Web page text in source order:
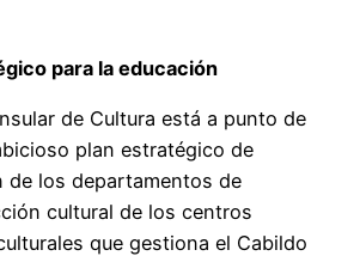
para la educación
de Cultura está a punto de
plan estratégico de
de los departamentos de
cultural de los centros
que gestiona el Cabildo